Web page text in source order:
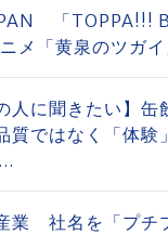
「TOPPA!!!
メ「黄泉のツガ
人に聞きたい】
質ではなく「体
業 社名を「プチ